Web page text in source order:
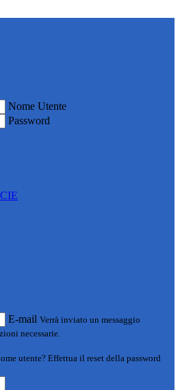
Nome Utente
Password
E-mail Verrà inviato un messaggio
necessarie.
utente? Effettua il reset della password